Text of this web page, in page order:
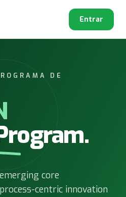
Entrar
DE
core
centric innovation